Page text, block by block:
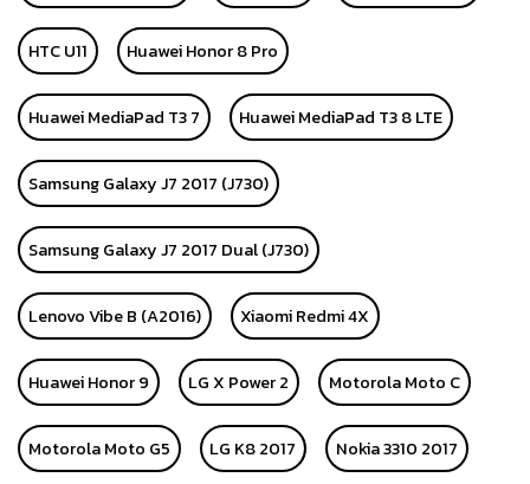
HTC U11 Huawei Honor 8 Pro
Huawei MediaPad T3 7 Huawei MediaPad T3 8 LTE
Samsung Galaxy J7 2017 (J730)
Samsung Galaxy J7 2017 Dual (J730)
Lenovo Vibe B (A2016) Xiaomi Redmi 4X
Huawei Honor 9 LG X Power 2 Motorola Moto C
Motorola Moto G5 LG K8 2017 Nokia 3310 2017